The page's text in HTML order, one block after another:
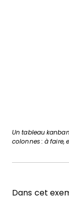
Un tableau
colonnes : à faire,
Dans cet